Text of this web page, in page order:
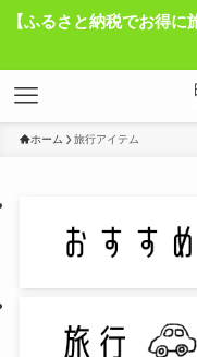
【ふるさと納税でお得
ホーム 旅行アイテム